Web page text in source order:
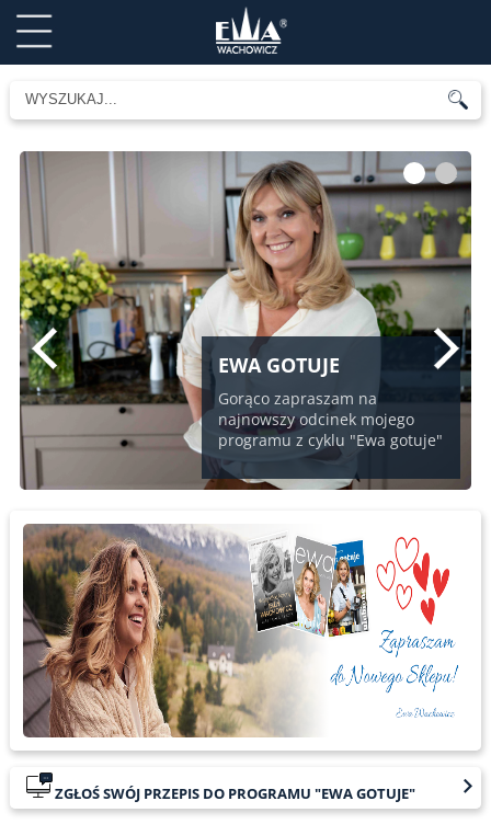
EWA GOTUJE
Gorąco zapraszam na
najnowszy odcinek mojego
programu z cyklu "Ewa gotuje"
1 2
ZGŁOŚ SWÓJ PRZEPIS DO PROGRAMU "EWA GOTUJE"